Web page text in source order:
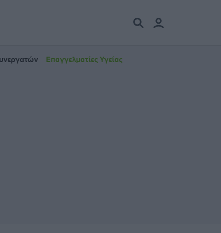
Επαγγελματίες Υγείας